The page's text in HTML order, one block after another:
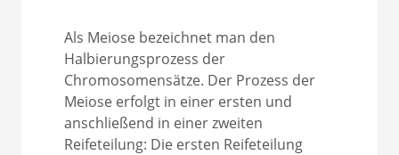
Als Meiose bezeichnet man den
Halbierungsprozess der
Chromosomensätze. Der Prozess der
Meiose erfolgt in einer ersten und
anschließend in einer zweiten
Reifeteilung: Die ersten Reifeteilung